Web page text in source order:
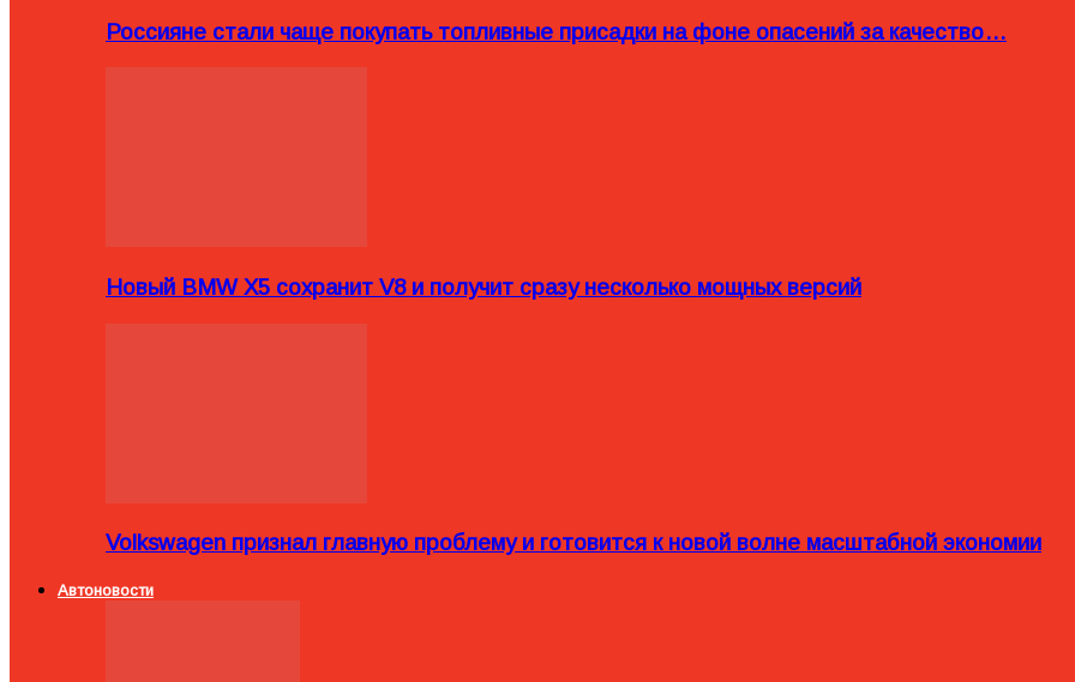
Россияне стали чаще покупать топливные присадки на фоне опасений за качество…
Новый BMW X5 сохранит V8 и получит сразу несколько мощных версий
Volkswagen признал главную проблему и готовится к новой волне масштабной экономии
Автоновости